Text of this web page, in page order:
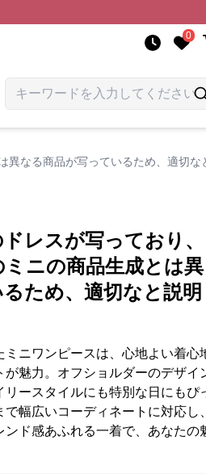
0
異なる商品が写っているため、適切な
レスが写っており、
ニの商品生成とは異
ため、適切なと説明
ニワンピースは、心地よい着心
魅力。オフショルダーのデザイ
ースタイルにも特別な日にもぴ
幅広いコーディネートに対応し、
ド感あふれる一着で、あなたの